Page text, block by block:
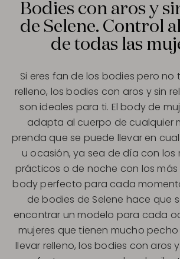
Bodies con aros y
de Selene. Control
de todas las
Si eres fan de los bodies pero no
relleno, los bodies con aros y sin
son ideales para ti. El body de
adapta al cuerpo de cualquier
prenda que se puede llevar en
u ocasión, ya sea de día con los
prácticos o de noche con los más
body perfecto para cada
de bodies de Selene hace que
encontrar un modelo para cada
mujeres que tienen mucho
llevar relleno, los bodies con aros